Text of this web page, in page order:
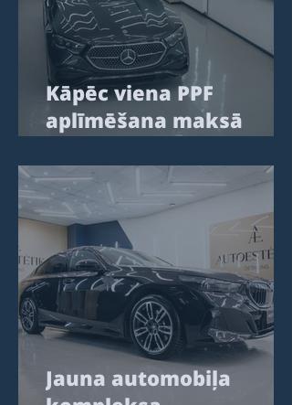
Kāpēc viena PPF
aplīmēšana maksā
kas slēpjas zem
caurspīdīgas plēves
Jauna automobiļa